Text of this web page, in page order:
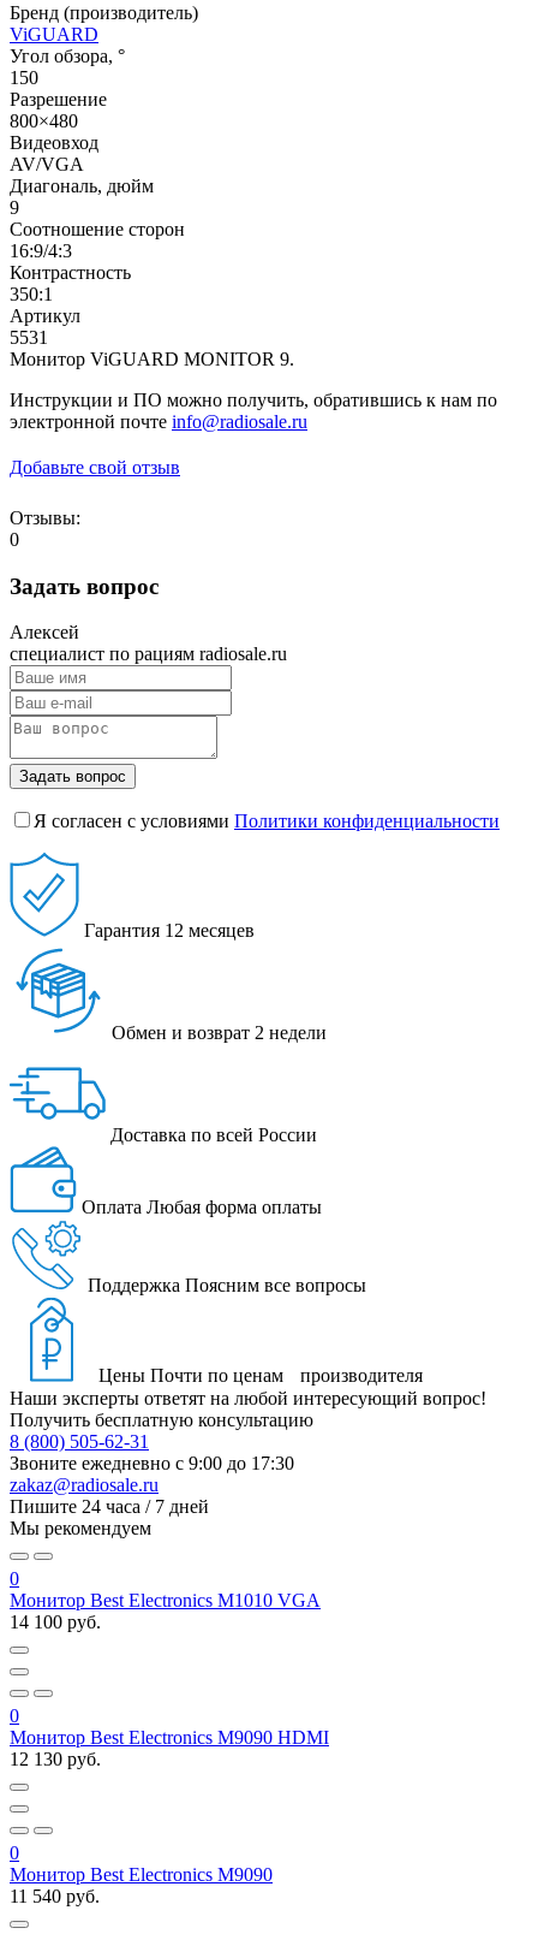
Бренд (производитель)
ViGUARD
Угол обзора, °
150
Разрешение
800×480
Видеовход
AV/VGA
Диагональ, дюйм
9
Соотношение сторон
16:9/4:3
Контрастность
350:1
Артикул
5531
Монитор ViGUARD MONITOR 9.
Инструкции и ПО можно получить, обратившись к нам по
электронной почте info@radiosale.ru
Добавьте свой отзыв
Отзывы:
0
Задать вопрос
Алексей
специалист по рациям radiosale.ru
Задать вопрос
Я согласен с условиями Политики конфиденциальности
Гарантия 12 месяцев
Обмен и возврат 2 недели
Доставка по всей России
Оплата Любая форма оплаты
Поддержка Поясним все вопросы
Цены Почти по ценам производителя
Наши эксперты ответят на любой интересующий вопрос!
Получить бесплатную консультацию
8 (800) 505-62-31
Звоните ежедневно с 9:00 до 17:30
zakaz@radiosale.ru
Пишите 24 часа / 7 дней
Мы рекомендуем
0
Монитор Best Electronics M1010 VGA
14 100 руб.
0
Монитор Best Electronics M9090 HDMI
12 130 руб.
0
Монитор Best Electronics M9090
11 540 руб.